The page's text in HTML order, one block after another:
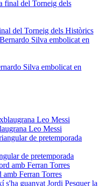
del Torneig dels Històrics
Silva embolicat en
Leo Messi
de pretemporada
Ferran Torres